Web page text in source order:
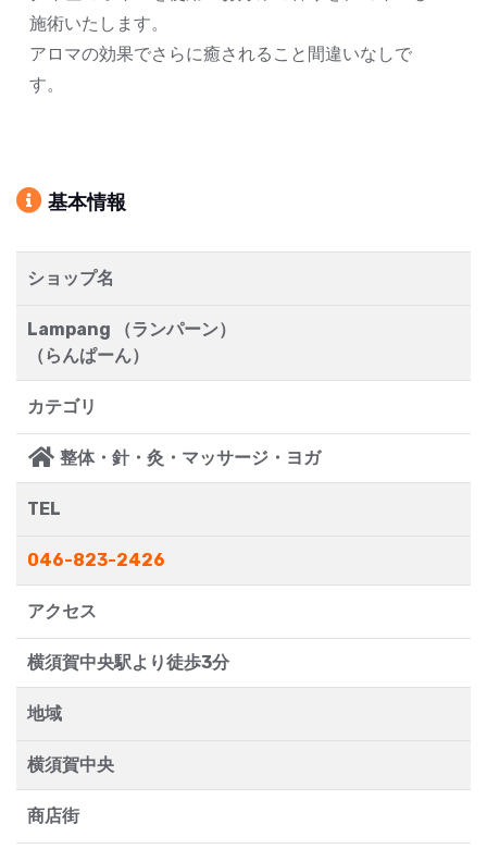
施術いたします。
アロマの効果でさらに癒されること間違いなしで
す。
基本情報
ショップ名
Lampang （ランパーン）
（らんぱーん）
カテゴリ
整体・針・灸・マッサージ・ヨガ
TEL
046-823-2426
アクセス
横須賀中央駅より徒歩3分
地域
横須賀中央
商店街